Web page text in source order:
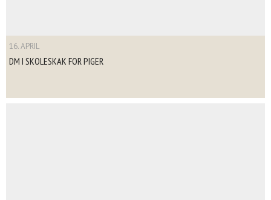
16. APRIL
DM I SKOLESKAK FOR PIGER